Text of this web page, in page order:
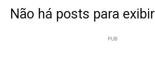
Não há posts para exibir
PUB